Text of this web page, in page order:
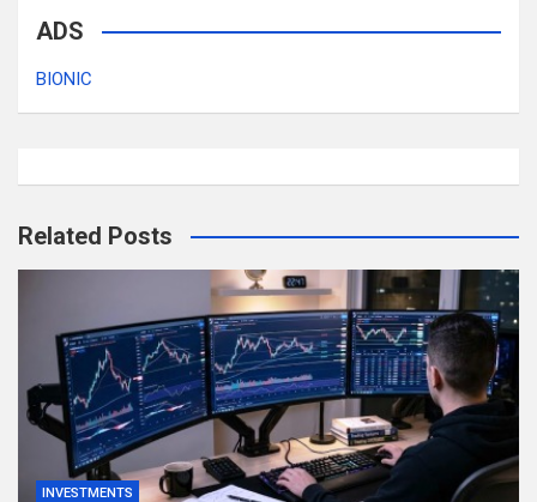
ADS
BIONIC
Related Posts
INVESTMENTS